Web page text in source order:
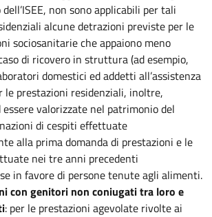
non sono applicabili per tali
alcune detrazioni previste per le
sociosanitarie che appaiono meno
di ricovero in struttura (ad esempio,
domestici ed addetti all’assistenza
le prestazioni residenziali, inoltre,
valorizzate nel patrimonio del
di cespiti effettuate
alla prima domanda di prestazioni e le
nei tre anni precedenti
in favore di persone tenute agli alimenti.
con genitori non coniugati tra loro e
: per le prestazioni agevolate rivolte ai